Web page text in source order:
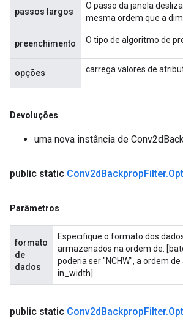
passos largos
O passo da janela
mesma ordem que a
preenchimento O tipo de algoritmo de
opções carrega valores de
Devoluções
uma nova instância de
public static Conv2dBackpropFilter.
Parâmetros
formato
de
dados
Especifique o formato dos
armazenados na ordem de:
poderia ser "NCHW", a ordem
in_width].
public static Conv2dBackpropFilter.